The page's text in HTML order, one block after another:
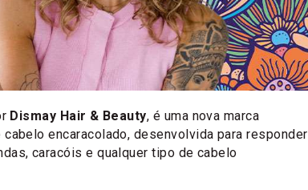
Dismay Hair & Beauty, é uma nova marca
encaracolado, desenvolvida para responder
caracóis e qualquer tipo de cabelo